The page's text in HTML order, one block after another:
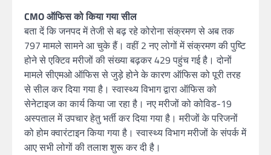
CMO ऑफिस को किया गया सील
बता दें कि जनपद में तेजी से बढ़ रहे कोरोना संक्रमण से अब तक
797 मामले सामने आ चुके हैं। वहीं 2 नए लोगों में संक्रमण की पुष्टि
होने से एक्टिव मरीजों की संख्या बढ़कर 429 पहुंच गई है। दोनों
मामले सीएमओ ऑफिस से जुड़े होने के कारण ऑफिस को पूरी तरह
से सील कर दिया गया है। स्वास्थ्य विभाग द्वारा ऑफिस को
सेनेटाइज का कार्य किया जा रहा है। नए मरीजों को कोविड-19
अस्पताल में उपचार हेतु भर्ती कर दिया गया है। मरीजों के परिजनों
को होम क्वारंटाइन किया गया है। स्वास्थ्य विभाग मरीजों के संपर्क में
आए सभी लोगों की तलाश शुरू कर दी है।